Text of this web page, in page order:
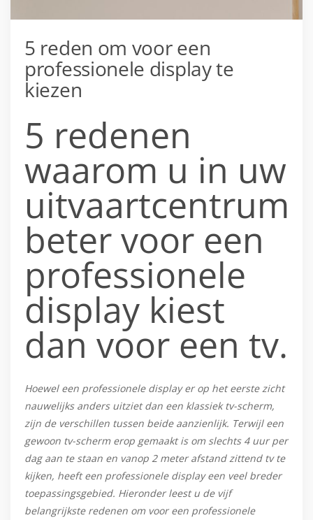
5 reden om voor een
professionele display te
kiezen
5 redenen
waarom u in uw
uitvaartcentrum
beter voor een
professionele
display kiest
dan voor een tv.
Hoewel een professionele display er op het eerste zicht
nauwelijks anders uitziet dan een klassiek tv-scherm,
zijn de verschillen tussen beide aanzienlijk. Terwijl een
gewoon tv-scherm erop gemaakt is om slechts 4 uur per
dag aan te staan en vanop 2 meter afstand zittend tv te
kijken, heeft een professionele display een veel breder
toepassingsgebied. Hieronder leest u de vijf
belangrijkste redenen om voor een professionele